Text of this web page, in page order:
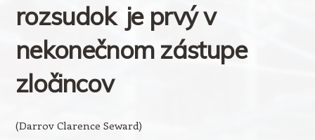
rozsudok je prvý v
nekonečnom zástupe
zločincov
(Darrov Clarence Seward)